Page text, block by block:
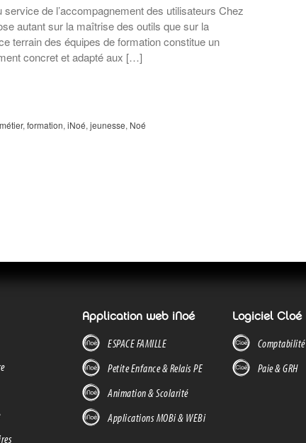
de l’accompagnement des utilisateurs Chez
autant sur la maîtrise des outils que sur la
terrain des équipes de formation constitue un
concret et adapté aux […]
, formation, iNoé, jeunesse, Noé
Application web iNoé
ESPACE FAMILLE
Petite Enfance & Relais PE
Animation & Scolarité
Applications MOBi & WEBi
Logiciel Cloé
Comptabilité
Paie & GRH